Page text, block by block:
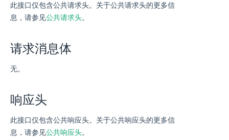
此接口仅包含公共请求头。关于公共请求头的更多信
息，请参见公共请求头。
请求消息体
无。
响应头
此接口仅包含公共响应头。关于公共响应头的更多信
息，请参见公共响应头。